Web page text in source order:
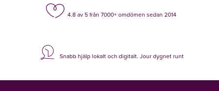
4.8 av 5 från 7000+ omdömen sedan 2014
Snabb hjälp lokalt och digitalt. Jour dygnet runt